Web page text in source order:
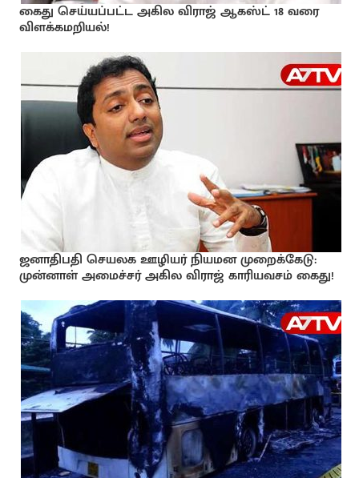
கைது செய்யப்பட்ட அகில விராஜ் ஆகஸ்ட் 18 வரை
விளக்கமறியல்!
ஜனாதிபதி செயலக ஊழியர் நியமன முறைக்கேடு:
முன்னாள் அமைச்சர் அகில விராஜ் காரியவசம் கைது!